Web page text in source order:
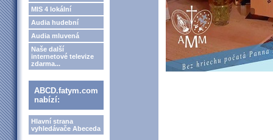
MIS 4 lokální
Audia hudební
Audia mluvená
Naše další
internetové televize
zdarma...
ABCD.fatym.com
nabízí:
Hlavní strana
vyhledávače Abeceda